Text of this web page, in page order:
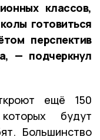
классов,
готовиться
перспектив
— подчеркнул
ещё 150
будут
Большинство